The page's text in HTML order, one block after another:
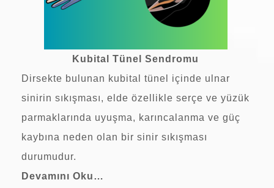
Kubital Tünel Sendromu
Dirsekte bulunan kubital tünel içinde ulnar
sinirin sıkışması, elde özellikle serçe ve yüzük
parmaklarında uyuşma, karıncalanma ve güç
kaybına neden olan bir sinir sıkışması
durumudur.
Devamını Oku…